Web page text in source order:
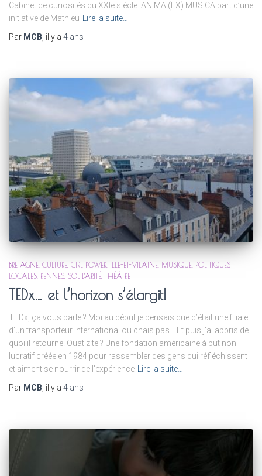
Cabinet de curiosités du XXIe siècle. ANIMA (EX) MUSICA part d’une
initiative de Mathieu Lire la suite…
Par MCB, il y a 4 ans
BRETAGNE CULTURE GIRL POWER ILLE-ET-VILAINE MUSIQUE POLITIQUES
LOCALES RENNES SOLIDARITÉ THÉÂTRE
TEDx… et l’horizon s’élargit!
TEDx, ça vous parle ? Moi au début je pensais que c’était une filiale
d’un transporteur international ou chais pas… Et puis j’ai appris de
quoi il retourne. Ouatizite ? Une fondation américaine à but non
lucratif créée en 1984 pour rassembler des gens qui réfléchissent
et aiment se nourrir de l’expérience
Lire la suite…
Par MCB , il y a 4 ans